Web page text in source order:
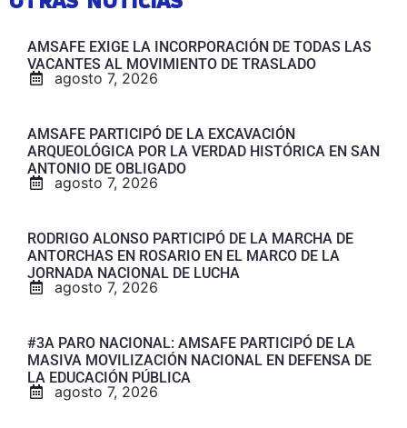
AMSAFE EXIGE LA INCORPORACIÓN DE TODAS LAS
VACANTES AL MOVIMIENTO DE TRASLADO
agosto 7, 2026
AMSAFE PARTICIPÓ DE LA EXCAVACIÓN
ARQUEOLÓGICA POR LA VERDAD HISTÓRICA EN SAN
ANTONIO DE OBLIGADO
agosto 7, 2026
RODRIGO ALONSO PARTICIPÓ DE LA MARCHA DE
ANTORCHAS EN ROSARIO EN EL MARCO DE LA
JORNADA NACIONAL DE LUCHA
agosto 7, 2026
#3A PARO NACIONAL: AMSAFE PARTICIPÓ DE LA
MASIVA MOVILIZACIÓN NACIONAL EN DEFENSA DE
LA EDUCACIÓN PÚBLICA
agosto 7, 2026